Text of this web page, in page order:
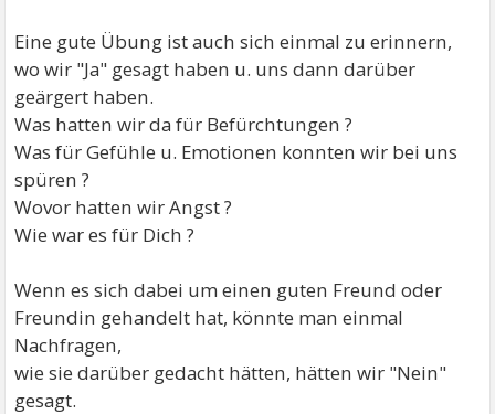
Eine gute Übung ist auch sich einmal zu erinnern,
wo wir "Ja" gesagt haben u. uns dann darüber
geärgert haben.
Was hatten wir da für Befürchtungen ?
Was für Gefühle u. Emotionen konnten wir bei uns
spüren ?
Wovor hatten wir Angst ?
Wie war es für Dich ?
Wenn es sich dabei um einen guten Freund oder
Freundin gehandelt hat, könnte man einmal
Nachfragen,
wie sie darüber gedacht hätten, hätten wir "Nein"
gesagt.